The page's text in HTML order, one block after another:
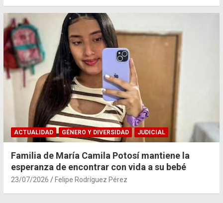
ACTUALIDAD GÉNERO Y DIVERSIDAD JUDICIAL
Familia de María Camila Potosí mantiene la
esperanza de encontrar con vida a su bebé
23/07/2026 Felipe Rodríguez Pérez